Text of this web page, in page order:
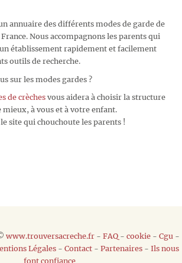
annuaire des différents modes de garde de
Nous accompagnons les parents qui
établissement rapidement et facilement
outils de recherche.
sur les modes gardes ?
de crèchesvous aidera à choisir la structure
mieux, à vous et à votre enfant.
site qui chouchoute les parents !
www.trouversacreche.fr- FAQ- cookie- Cgu -
Légales- Contact- Partenaires- Ils nous
font confiance